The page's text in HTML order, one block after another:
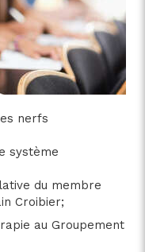
nerfs
système
du membre
Croibier;
au Groupement